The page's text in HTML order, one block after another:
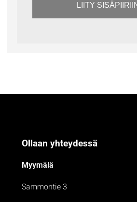
LIITY
Ollaan yhteydessä
Myymälä
Sammontie 3